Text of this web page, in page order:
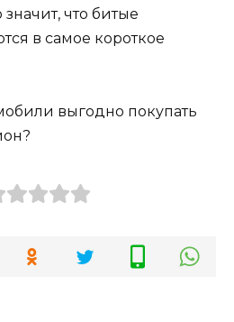
что битые
в самое короткое
выгодно покупать